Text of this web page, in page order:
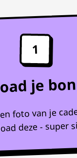
1
je
foto van je
deze - super